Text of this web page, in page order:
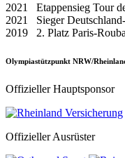
2021 Etappensieg Tour
2021 Sieger
2019 2. Platz Paris-
Olympiastützpunkt NRW/
Offizieller Hauptsponsor
Offizieller Ausrüster